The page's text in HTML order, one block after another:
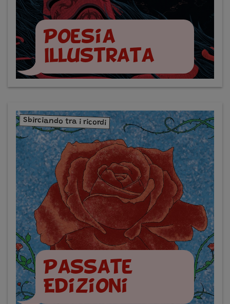
Poesia
Illustrata
Sbirciando tra i ricordi
Passate
Edizioni